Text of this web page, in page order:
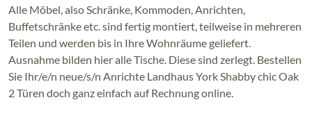
Alle Möbel, also Schränke, Kommoden, Anrichten,
Buffetschränke etc. sind fertig montiert, teilweise in mehreren
Teilen und werden bis in Ihre Wohnräume geliefert.
Ausnahme bilden hier alle Tische. Diese sind zerlegt. Bestellen
Sie Ihr/e/n neue/s/n Anrichte Landhaus York Shabby chic Oak
2 Türen doch ganz einfach auf Rechnung online.